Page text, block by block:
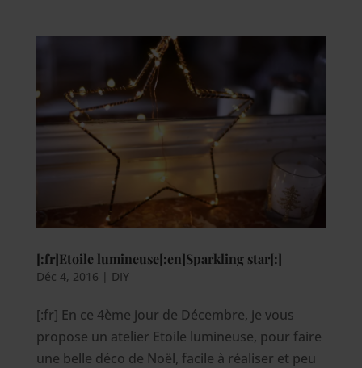
[:fr]Etoile lumineuse[:en]Sparkling star[:]
Déc 4, 2016 | DIY
[:fr] En ce 4ème jour de Décembre, je vous
propose un atelier Etoile lumineuse, pour faire
une belle déco de Noël, facile à réaliser et peu